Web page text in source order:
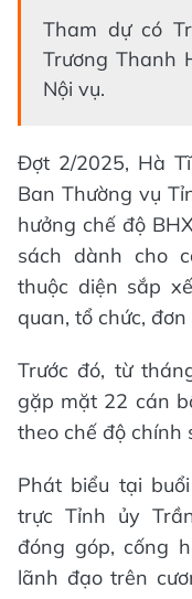
Tham dự có
Trương Thanh
Nội vụ.
Đợt 2/2025, Hà
Ban Thường vụ
hưởng chế độ
sách dành cho
thuộc diện sắp
quan, tổ chức,
Trước đó, từ
gặp mặt 22 cán
theo chế độ chính
Phát biểu tại
trực Tỉnh ủy
đóng góp, cống
lãnh đạo trên